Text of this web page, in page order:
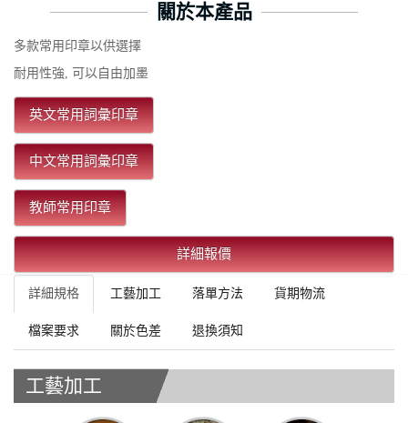
關於本產品
多款常用印章以供選擇
耐用性強, 可以自由加墨
英文常用詞彙印章
中文常用詞彙印章
教師常用印章
詳細報價
詳細規格 工藝加工 落單方法 貨期物流
檔案要求 關於色差 退換須知
工藝加工